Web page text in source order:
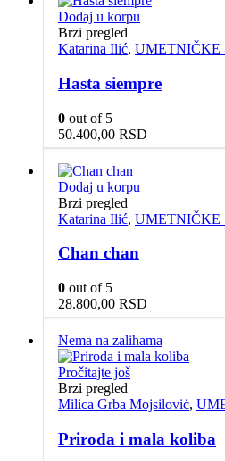
Dodaj u korpu
Brzi pregled
Katarina Ilić, UMETNIČKE
Hasta siempre
0 out of 5
50.400,00 RSD
Dodaj u korpu
Brzi pregled
Katarina Ilić, UMETNIČKE
Chan chan
0 out of 5
28.800,00 RSD
Nema na zalihama
Pročitajte još
Brzi pregled
Milica Grba Mojsilović,
Priroda i mala koliba